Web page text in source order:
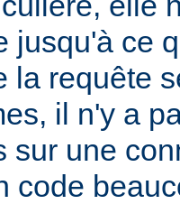
jusqu'à ce
la requête
il n'y a
sur une
code